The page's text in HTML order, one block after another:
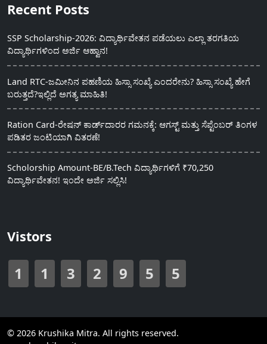
Recent Posts
SSP Scholarship-2026: ವಿದ್ಯಾರ್ಥಿವೇತನ ಪಡೆಯಲು ಎಲ್ಲಾ ತರಗತಿಯ
ವಿದ್ಯಾರ್ಥಿಗಳಿಂದ ಅರ್ಜಿ ಆಹ್ವಾನ!
Land RTC-ಜಮೀನಿನ ಪಹಣಿಯ ಹಿಸ್ಸಾ ಸಂಖ್ಯೆ ಎಂದರೇನು? ಹಿಸ್ಸಾ ಸಂಖ್ಯೆ ಹೇಗೆ
ಬರುತ್ತದೆ?ಇಲ್ಲಿದೆ ಅಗತ್ಯ ಮಾಹಿತಿ!
Ration Card-ರೇಷನ್ ಕಾರ್ಡ್‍ದಾರರ ಗಮನಕ್ಕೆ: ಆಗಸ್ಟ್ ಮತ್ತು ಸೆಪ್ಟೆಂಬರ್ ತಿಂಗಳ
ಪಡಿತರ ಜಂಟಿಯಾಗಿ ವಿತರಣೆ!
Scholorship Amount-BE/B.Tech ವಿದ್ಯಾರ್ಥಿಗಳಿಗೆ ₹70,250
ವಿದ್ಯಾರ್ಥಿವೇತನ! ಇಂದೇ ಅರ್ಜಿ ಸಲ್ಲಿಸಿ!
Vistors
1 1 3 2 9 5 5
© 2026 Krushika Mitra. All rights reserved.